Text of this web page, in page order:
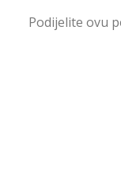
Podijelite ovu